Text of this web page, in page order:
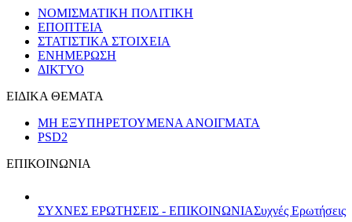
ΝΟΜΙΣΜΑΤΙΚΗ ΠΟΛΙΤΙΚΗ
ΕΠΟΠΤΕΙΑ
ΣΤΑΤΙΣΤΙΚΑ ΣΤΟΙΧΕΙΑ
ΕΝΗΜΕΡΩΣΗ
ΔΙΚΤΥΟ
ΕΙΔΙΚΑ ΘΕΜΑΤΑ
ΜΗ ΕΞΥΠΗΡΕΤΟΥΜΕΝΑ ΑΝΟΙΓΜΑΤΑ
PSD2
ΕΠΙΚΟΙΝΩΝΙΑ
ΣΥΧΝΕΣ ΕΡΩΤΗΣΕΙΣ - ΕΠΙΚΟΙΝΩΝΙΑΣυχνές Ερωτήσεις